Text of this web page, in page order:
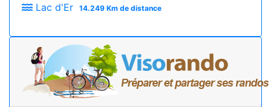
Lac d'Er 14.249 Km de distance